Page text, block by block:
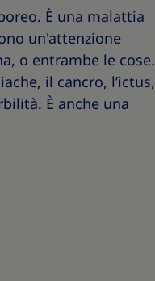
È una malattia
un'attenzione
o entrambe le cose.
il cancro, l’ictus,
È anche una